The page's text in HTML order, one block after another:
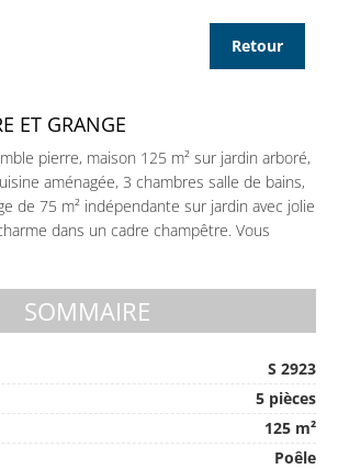
Retour
ET GRANGE
pierre, maison 125 m² sur jardin arboré,
aménagée, 3 chambres salle de bains,
de 75 m² indépendante sur jardin avec jolie
dans un cadre champêtre. Vous
SOMMAIRE
S 2923
5 pièces
125 m²
Poêle